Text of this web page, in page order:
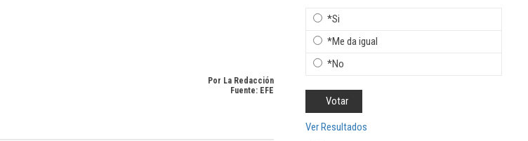
Por La Redacción
Fuente: EFE
*Si
*Me da igual
*No
Ver Resultados